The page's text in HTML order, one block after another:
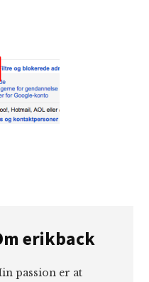
erikback
passion er at